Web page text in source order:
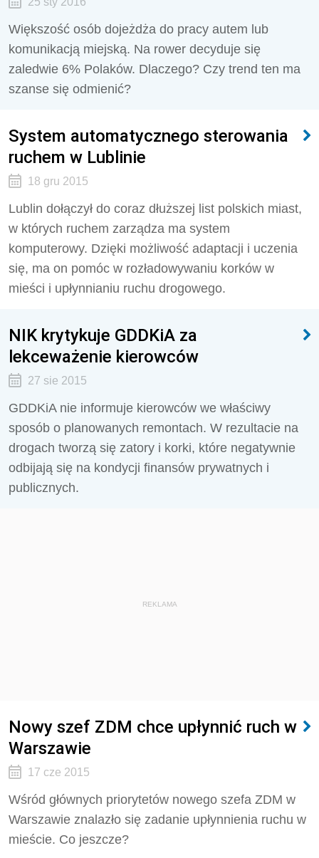
Większość osób dojeżdża do pracy autem lub
komunikacją miejską. Na rower decyduje się
zaledwie 6% Polaków. Dlaczego? Czy trend ten ma
szanse się odmienić?
System automatycznego sterowania
ruchem w Lublinie
18 gru 2015
Lublin dołączył do coraz dłuższej list polskich miast,
w których ruchem zarządza ma system
komputerowy. Dzięki możliwość adaptacji i uczenia
się, ma on pomóc w rozładowywaniu korków w
mieści i upłynnianiu ruchu drogowego.
NIK krytykuje GDDKiA za
lekceważenie kierowców
27 sie 2015
GDDKiA nie informuje kierowców we właściwy
sposób o planowanych remontach. W rezultacie na
drogach tworzą się zatory i korki, które negatywnie
odbijają się na kondycji finansów prywatnych i
publicznych.
REKLAMA
Nowy szef ZDM chce upłynnić ruch w
Warszawie
17 cze 2015
Wśród głównych priorytetów nowego szefa ZDM w
Warszawie znalazło się zadanie upłynnienia ruchu w
mieście. Co jeszcze?